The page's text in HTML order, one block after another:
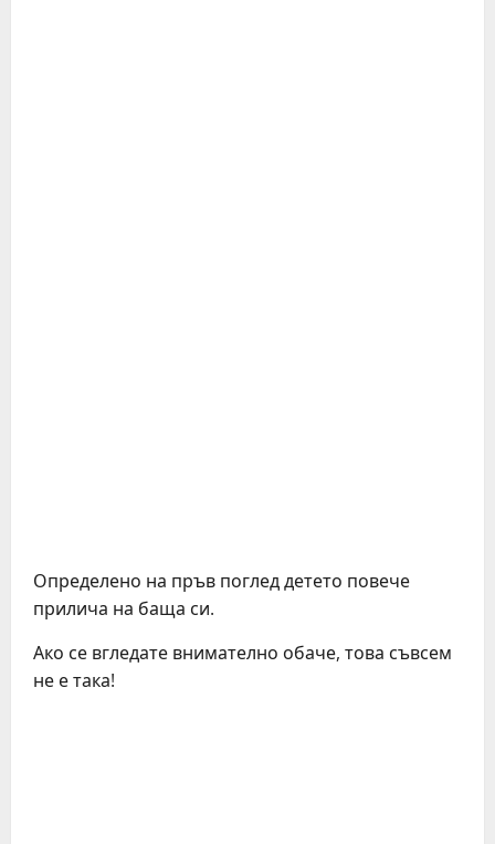
Определено на пръв поглед детето повече
прилича на баща си.
Ако се вгледате внимателно обаче, това съвсем
не е така!